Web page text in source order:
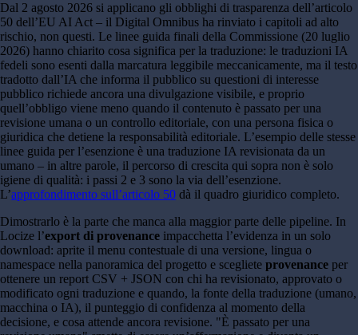
Dal 2 agosto 2026 si applicano gli obblighi di trasparenza dell’articolo
50 dell’EU AI Act – il Digital Omnibus ha rinviato i capitoli ad alto
rischio, non questi. Le linee guida finali della Commissione (20 luglio
2026) hanno chiarito cosa significa per la traduzione: le traduzioni IA
fedeli sono esenti dalla marcatura leggibile meccanicamente, ma il testo
tradotto dall’IA che informa il pubblico su questioni di interesse
pubblico richiede ancora una divulgazione visibile, e proprio
quell’obbligo viene meno quando il contenuto è passato per una
revisione umana o un controllo editoriale, con una persona fisica o
giuridica che detiene la responsabilità editoriale. L’esempio delle stesse
linee guida per l’esenzione è una traduzione IA revisionata da un
umano – in altre parole, il percorso di crescita qui sopra non è solo
igiene di qualità: i passi 2 e 3 sono la via dell’esenzione.
L’approfondimento sull’articolo 50 dà il quadro giuridico completo.
Dimostrarlo è la parte che manca alla maggior parte delle pipeline. In
Locize l’export di provenance impacchetta l’evidenza in un solo
download: aprite il menu contestuale di una versione, lingua o
namespace nella panoramica del progetto e scegliete provenance per
ottenere un report CSV + JSON con chi ha revisionato, approvato o
modificato ogni traduzione e quando, la fonte della traduzione (umano,
macchina o IA), il punteggio di confidenza al momento della
decisione, e cosa attende ancora revisione. "È passato per una